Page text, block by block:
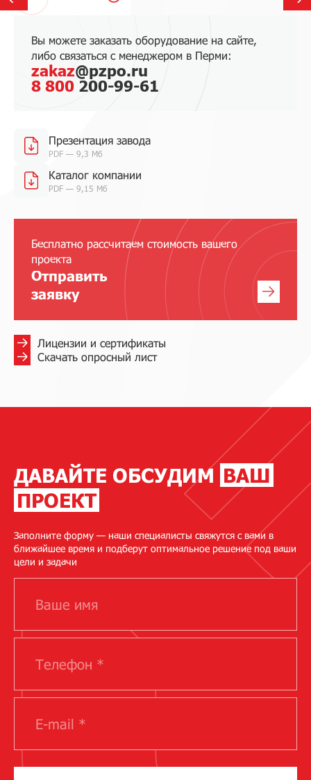
Вы можете заказать оборудование на сайте,
либо связаться с менеджером в Перми:
zakaz@pzpo.ru
8 800 200-99-61
Презентация завода
PDF — 9,3 Мб
Каталог компании
PDF — 9,15 Мб
Бесплатно рассчитаем стоимость вашего
проекта
Отправить
заявку
Лицензии и сертификаты
Скачать опросный лист
ДАВАЙТЕ ОБСУДИМ ВАШ
ПРОЕКТ
Заполните форму — наши специалисты свяжутся с вами в
ближайшее время и подберут оптимальное решение под ваши
цели и задачи